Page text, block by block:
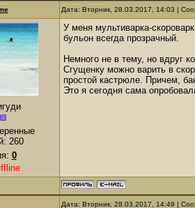
Дата: Вторник, 28.03.2017, 14:03 |
260
0
У меня мультиварка-
бульон всегда прозрачный.
Немного не в тему, но вдруг
Сгущенку можно варить в
простой кастрюле. Причем,
Это я сегодня сама
Дата: Вторник, 28.03.2017, 14:49 |